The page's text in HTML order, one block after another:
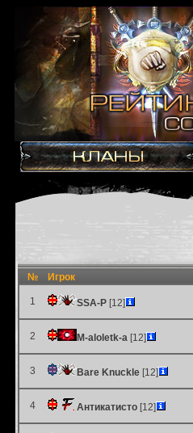
№ Игрок
1 SSA-P [12]
2 M-aloletk-a [12]
3 Bare Knuckle [12]
4 Антикатисто [12]